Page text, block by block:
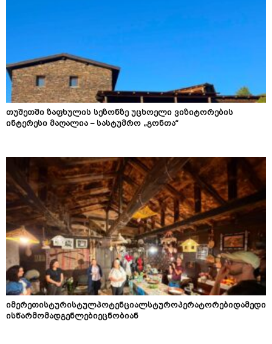
თუშეთში ზაფხულის სეზონზე უცხოელი ვიზიტორების
ინტერესი მაღალია – სასტუმრო „გონთა“
იმერეთისტურისტულპოტენციალსტუროპერატორებიდამედი
ისწარმომადგენლებიეცნობიან